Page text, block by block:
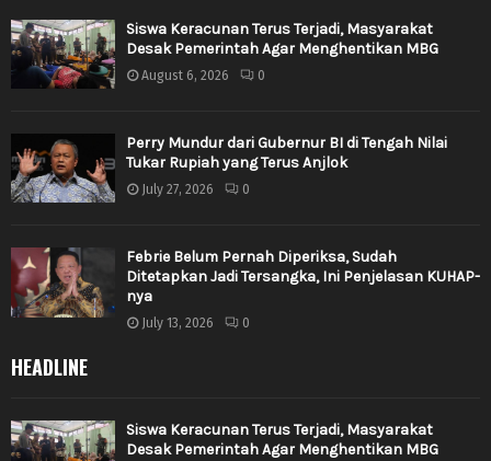
Siswa Keracunan Terus Terjadi, Masyarakat
Desak Pemerintah Agar Menghentikan MBG
August 6, 2026 0
Perry Mundur dari Gubernur BI di Tengah Nilai
Tukar Rupiah yang Terus Anjlok
July 27, 2026 0
Febrie Belum Pernah Diperiksa, Sudah
Ditetapkan Jadi Tersangka, Ini Penjelasan KUHAP-
nya
July 13, 2026 0
HEADLINE
Siswa Keracunan Terus Terjadi, Masyarakat
Desak Pemerintah Agar Menghentikan MBG